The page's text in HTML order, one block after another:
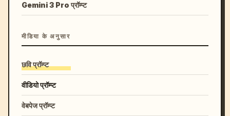
Gemini 3 Pro प्रॉम्प्ट
मीडिया के अनुसार
छवि प्रॉम्प्ट
वीडियो प्रॉम्प्ट
वेबपेज प्रॉम्प्ट